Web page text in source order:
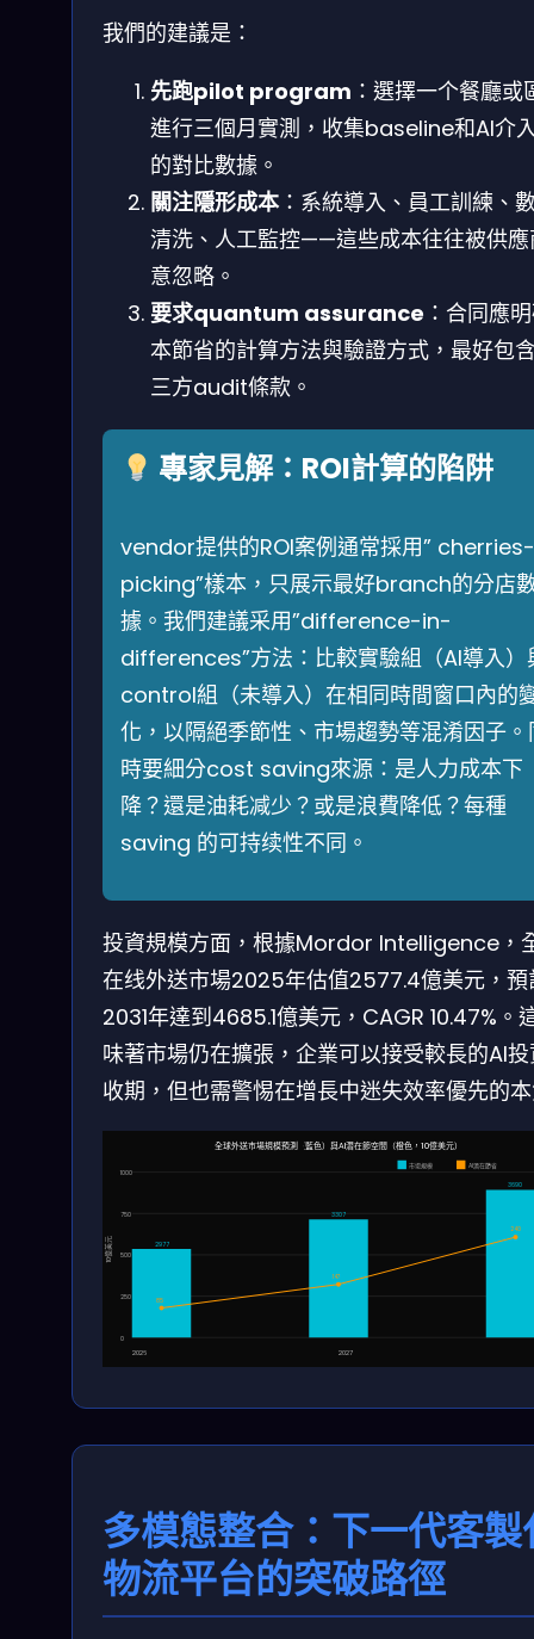
我們的建議是：
先跑pilot program ：選擇一个餐廳或
進行三個月實測，收集baseline和AI介
的對比數據。
關注隱形成本 ：系統導入、員工訓練、
清洗、人工監控——這些成本往往被供應
意忽略。
要求quantum assurance ：合同應
本節省的計算方法與驗證方式，最好包
三方audit條款。
專家見解：ROI計算的陷阱
vendor提供的ROI案例通常採用” cherries-
picking”樣本，只展示最好branch的分店
據。我們建議采用”difference-in-
differences”方法：比較實驗組（AI導入）
control組（未導入）在相同時間窗口內的
化，以隔絕季節性、市場趨勢等混淆因子。
時要細分cost saving來源：是人力成本下
降？還是油耗减少？或是浪費降低？每種
saving 的可持续性不同。
投資規模方面，根據Mordor Intelligence，
在线外送市場2025年估值2577.4億美元，預
2031年達到4685.1億美元，CAGR 10.47%。
味著市場仍在擴張，企業可以接受較長的AI
收期，但也需警惕在增長中迷失效率優先的
0
250
500
750
1000
2026 2027
10億美元 2977
3307
3690
85
147
240
全球外送市場規模預測（藍色）與AI潛在節空間（橙色，10億美元）
市場規模 AI潛在節省
多模態整合：下一代客製
物流平台的突破路徑